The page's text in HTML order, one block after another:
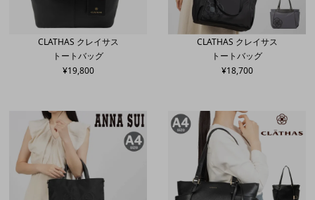
CLATHAS クレイサス
トートバッグ
¥19,800
CLATHAS クレイサス
トートバッグ
¥18,700